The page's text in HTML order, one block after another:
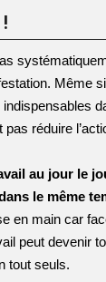
Même
pas réduire
au jour le
le même
en main car
peut devenir
tout seuls.